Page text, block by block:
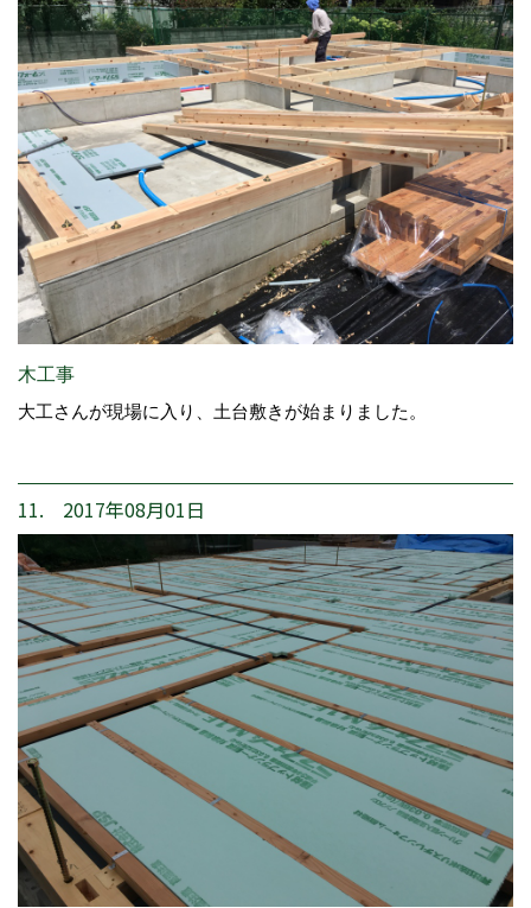
木工事
大工さんが現場に入り、土台敷きが始まりました。
11. 2017年08月01日